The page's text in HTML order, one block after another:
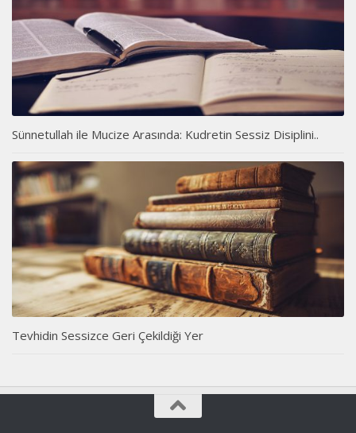
Sünnetullah ile Mucize Arasında: Kudretin Sessiz Disiplini..
Tevhidin Sessizce Geri Çekildiği Yer